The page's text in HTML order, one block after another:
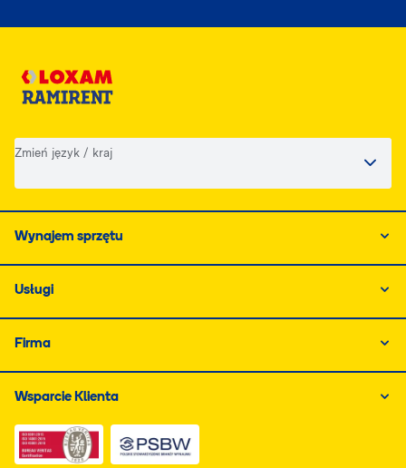
Zmień język / kraj
Wynajem sprzętu
Usługi
Firma
Wsparcie Klienta
Link do dokumentu PDF z certyfikatem ISO, otwiera
Link do dokumentu PDF z certyfikatem